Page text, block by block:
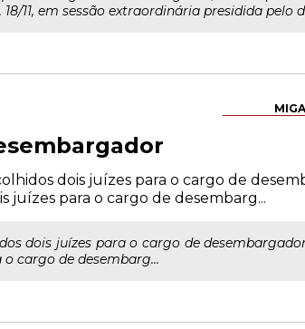
11, em sessão extraordinária presidida pelo
dois juízes para o cargo de
juízes para o cargo de desembarg...
dois juízes para o cargo de
cargo de desembarg...